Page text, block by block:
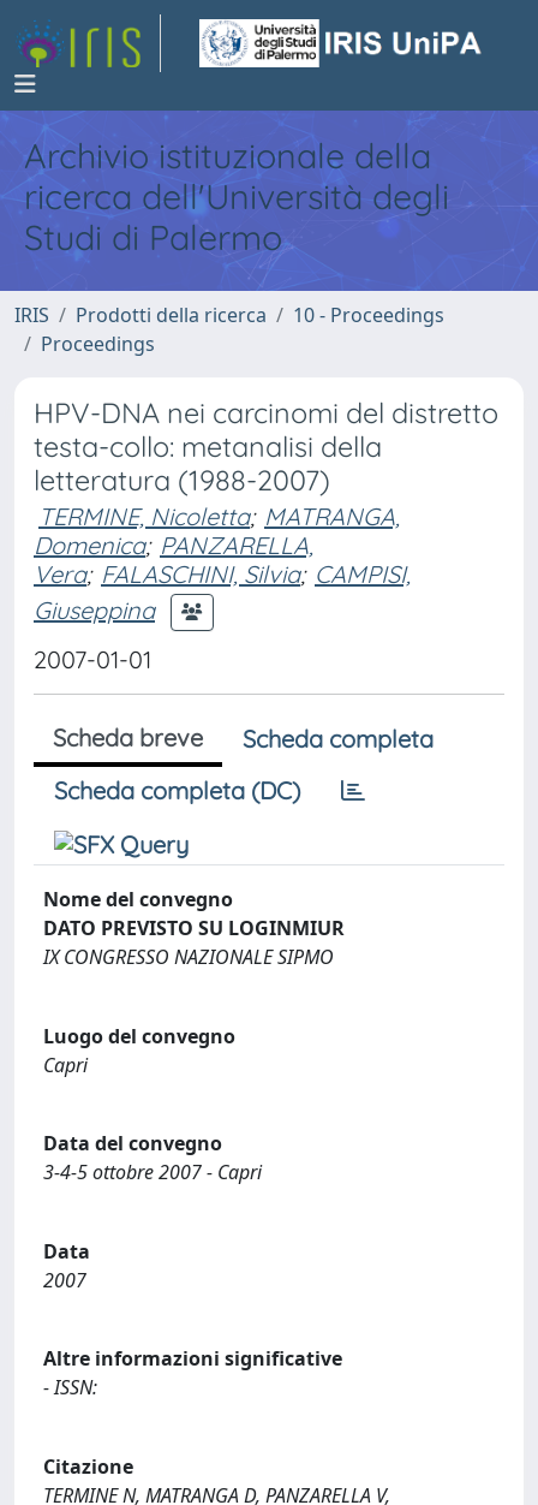
Archivio istituzionale della
ricerca dell'Università degli
Studi di Palermo
IRIS Prodotti della ricerca
10 - Proceedings
Proceedings
HPV-DNA nei carcinomi del distretto
testa-collo: metanalisi della
letteratura (1988-2007)
TERMINE, Nicoletta; MATRANGA,
Domenica; PANZARELLA,
Vera; FALASCHINI, Silvia; CAMPISI,
Giuseppina
2007-01-01
Scheda breve
Scheda completa
Scheda completa (DC)
Nome del convegno
DATO PREVISTO SU LOGINMIUR
IX CONGRESSO NAZIONALE SIPMO
Luogo del convegno
Capri
Data del convegno
3-4-5 ottobre 2007 - Capri
Data
2007
Altre informazioni significative
- ISSN:
Citazione
TERMINE N, MATRANGA D, PANZARELLA V,